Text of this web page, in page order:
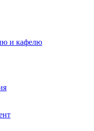
и кафелю